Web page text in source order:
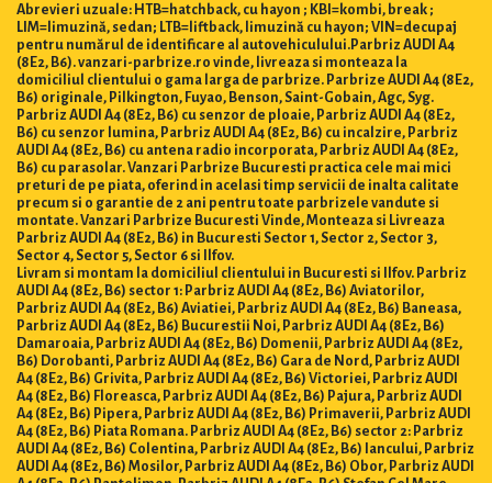
Abrevieri uzuale: HTB=hatchback, cu hayon ; KBI=kombi, break ;
LIM=limuzină, sedan; LTB=liftback, limuzină cu hayon; VIN=decupaj
pentru numărul de identificare al autovehiculului.Parbriz AUDI A4
(8E2, B6). vanzari-parbrize.ro vinde, livreaza si monteaza la
domiciliul clientului o gama larga de parbrize. Parbrize AUDI A4 (8E2,
B6) originale, Pilkington, Fuyao, Benson, Saint-Gobain, Agc, Syg.
Parbriz AUDI A4 (8E2, B6) cu senzor de ploaie, Parbriz AUDI A4 (8E2,
B6) cu senzor lumina, Parbriz AUDI A4 (8E2, B6) cu incalzire, Parbriz
AUDI A4 (8E2, B6) cu antena radio incorporata, Parbriz AUDI A4 (8E2,
B6) cu parasolar. Vanzari Parbrize Bucuresti practica cele mai mici
preturi de pe piata, oferind in acelasi timp servicii de inalta calitate
precum si o garantie de 2 ani pentru toate parbrizele vandute si
montate. Vanzari Parbrize Bucuresti Vinde, Monteaza si Livreaza
Parbriz AUDI A4 (8E2, B6) in Bucuresti Sector 1, Sector 2, Sector 3,
Sector 4, Sector 5, Sector 6 si Ilfov.
Livram si montam la domiciliul clientului in Bucuresti si Ilfov. Parbriz
AUDI A4 (8E2, B6) sector 1: Parbriz AUDI A4 (8E2, B6) Aviatorilor,
Parbriz AUDI A4 (8E2, B6) Aviatiei, Parbriz AUDI A4 (8E2, B6) Baneasa,
Parbriz AUDI A4 (8E2, B6) Bucurestii Noi, Parbriz AUDI A4 (8E2, B6)
Damaroaia, Parbriz AUDI A4 (8E2, B6) Domenii, Parbriz AUDI A4 (8E2,
B6) Dorobanti, Parbriz AUDI A4 (8E2, B6) Gara de Nord, Parbriz AUDI
A4 (8E2, B6) Grivita, Parbriz AUDI A4 (8E2, B6) Victoriei, Parbriz AUDI
A4 (8E2, B6) Floreasca, Parbriz AUDI A4 (8E2, B6) Pajura, Parbriz AUDI
A4 (8E2, B6) Pipera, Parbriz AUDI A4 (8E2, B6) Primaverii, Parbriz AUDI
A4 (8E2, B6) Piata Romana. Parbriz AUDI A4 (8E2, B6) sector 2: Parbriz
AUDI A4 (8E2, B6) Colentina, Parbriz AUDI A4 (8E2, B6) Iancului, Parbriz
AUDI A4 (8E2, B6) Mosilor, Parbriz AUDI A4 (8E2, B6) Obor, Parbriz AUDI